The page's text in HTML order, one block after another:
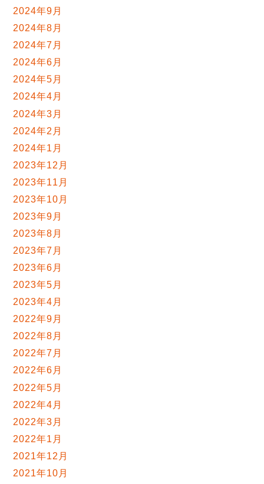
2024年9月
2024年8月
2024年7月
2024年6月
2024年5月
2024年4月
2024年3月
2024年2月
2024年1月
2023年12月
2023年11月
2023年10月
2023年9月
2023年8月
2023年7月
2023年6月
2023年5月
2023年4月
2022年9月
2022年8月
2022年7月
2022年6月
2022年5月
2022年4月
2022年3月
2022年1月
2021年12月
2021年10月